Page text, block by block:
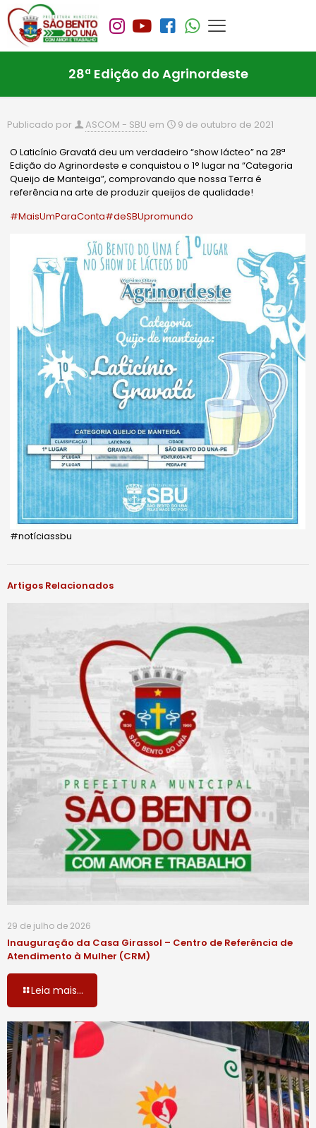
28ª Edição do Agrinordeste
Publicado por ASCOM - SBU em 9 de outubro de 2021
O Laticínio Gravatá deu um verdadeiro “show lácteo” na 28ª
Edição do Agrinordeste e conquistou o 1° lugar na “Categoria
Queijo de Manteiga”, comprovando que nossa Terra é
referência na arte de produzir queijos de qualidade!
#MaisUmParaConta#deSBUpromundo
#notíciassbu
Artigos Relacionados
29 de julho de 2026
Inauguração da Casa Girassol – Centro de Referência de
Atendimento à Mulher (CRM)
Leia mais...